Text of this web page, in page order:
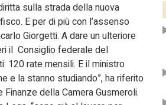
sulla strada della nuova
E per di più con l’assenso
Giorgetti. A dare un ulteriore
il Consiglio federale del
120 rate mensili. E il ministro
e la stanno studiando”, ha riferito
della Camera Gusmeroli.